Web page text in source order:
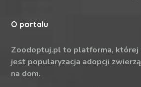
O portalu
Zoodoptuj.pl to platforma, której
jest popularyzacja adopcji
na dom.